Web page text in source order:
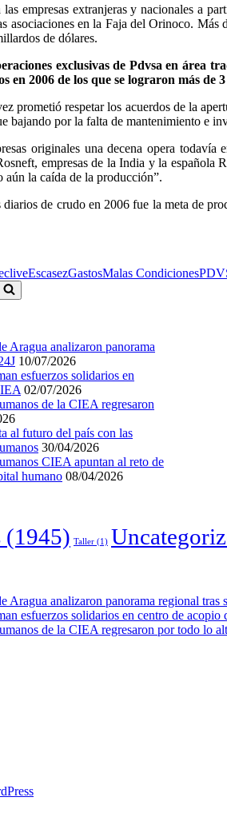
empresas extranjeras y nacionales a
asociaciones en la Faja del Orinoco.
de dólares.
exclusivas de Pdvsa en área
en 2006 de los que se lograron más de
prometió respetar los acuerdos de la
bajando por la falta de mantenimiento e
originales una decena opera
empresas de la India y la
aún la caída de la producción”.
de crudo en 2006 fue la meta de
EscasezGastosMalas Condiciones
Aragua analizaron panorama
10/07/2026
esfuerzos solidarios en
02/07/2026
de la CIEA regresaron
al futuro del país con las
30/04/2026
CIEA apuntan al reto de
humano 08/04/2026
(1945) Taller (1)
Aragua analizaron panorama regional tras
esfuerzos solidarios en centro de acopio
de la CIEA regresaron por todo lo